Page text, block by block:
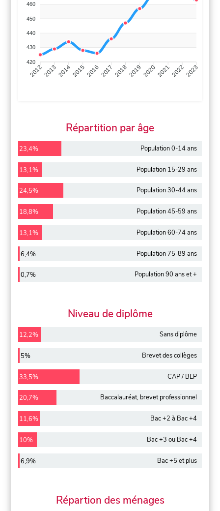
460
450
440
430
420
201220132014201520162017 20182019 2020202120222023
Répartition par âge
23,4% Population 0-14 ans
13,1% Population 15-29 ans
24,5% Population 30-44 ans
18,8% Population 45-59 ans
13,1% Population 60-74 ans
6,4% Population 75-89 ans
0,7% Population 90 ans et +
Niveau de diplôme
12,2% Sans diplôme
5% Brevet des collèges
33,5% CAP / BEP
20,7% Baccalauréat, brevet professionnel
11,6% Bac +2 à Bac +4
10% Bac +3 ou Bac +4
6,9% Bac +5 et plus
Répartion des ménages